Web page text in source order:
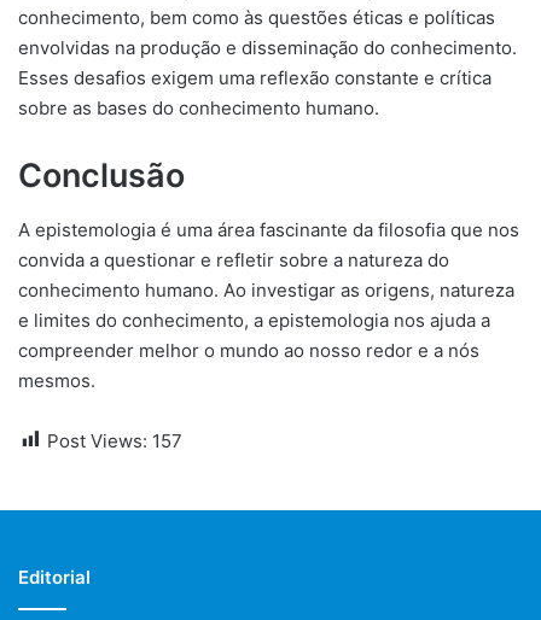
conhecimento, bem como às questões éticas e políticas
envolvidas na produção e disseminação do conhecimento.
Esses desafios exigem uma reflexão constante e crítica
sobre as bases do conhecimento humano.
Conclusão
A epistemologia é uma área fascinante da filosofia que nos
convida a questionar e refletir sobre a natureza do
conhecimento humano. Ao investigar as origens, natureza
e limites do conhecimento, a epistemologia nos ajuda a
compreender melhor o mundo ao nosso redor e a nós
mesmos.
Post Views: 157
Editorial